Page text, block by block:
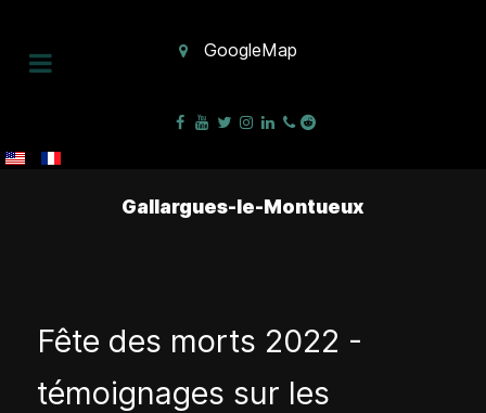
GoogleMap
Gallargues-le-Montueux
Fête des morts 2022 -
témoignages sur les